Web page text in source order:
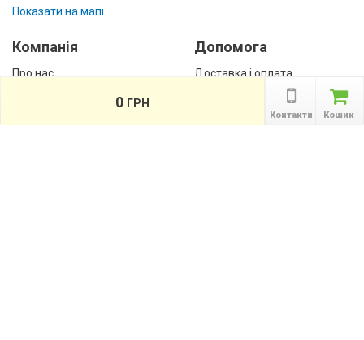
Показати на мапі
Компанія
Про нас
Допомога
Доставка і оплата
Кошик
Контакти
0 ГРН